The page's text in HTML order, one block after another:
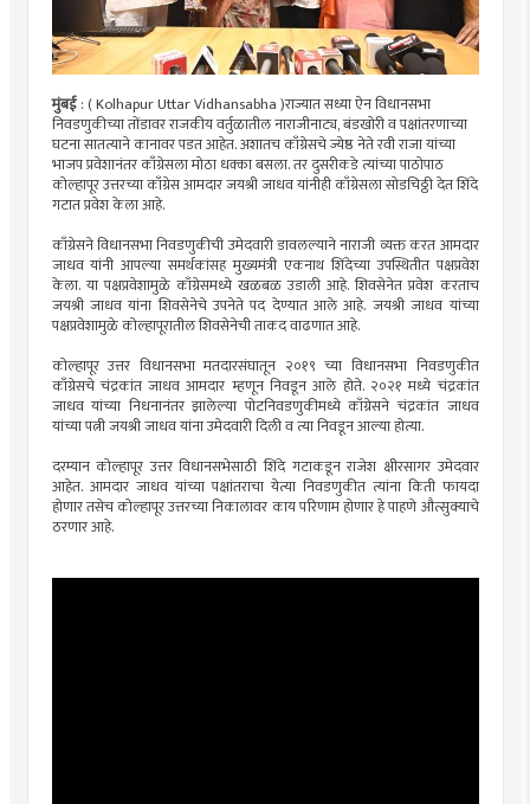
मुंबई: ( Kolhapur Uttar Vidhansabha )राज्यात सध्या ऐन विधानसभा
निवडणुकीच्या तोंडावर राजकीय वर्तुळातील नाराजीनाट्य, बंडखोरी व पक्षांतरणाच्या
घटना सातत्याने कानावर पडत आहेत. अशातच काँग्रेसचे ज्येष्ठ नेते रवी राजा यांच्या
भाजप प्रवेशानंतर काँग्रेसला मोठा धक्का बसला. तर दुसरीकडे त्यांच्या पाठोपाठ
कोल्हापूर उत्तरच्या काँग्रेस आमदार जयश्री जाधव यांनीही काँग्रेसला सोडचिठ्ठी देत शिंदे
गटात प्रवेश केला आहे.
काँग्रेसने विधानसभा निवडणुकीची उमेदवारी डावलल्याने नाराजी व्यक्त करत आमदार
जाधव यांनी आपल्या समर्थकांसह मुख्यमंत्री एकनाथ शिंदेच्या उपस्थितीत पक्षप्रवेश
केला. या पक्षप्रवेशामुळे काँग्रेसमध्ये खळबळ उडाली आहे. शिवसेनेत प्रवेश करताच
जयश्री जाधव यांना शिवसेनेचे उपनेते पद देण्यात आले आहे. जयश्री जाधव यांच्या
पक्षप्रवेशामुळे कोल्हापूरातील शिवसेनेची ताकद वाढणात आहे.
कोल्हापूर उत्तर विधानसभा मतदारसंघातून २०१९ च्या विधानसभा निवडणुकीत
काँग्रेसचे चंद्रकांत जाधव आमदार म्हणून निवडून आले होते. २०२१ मध्ये चंद्रकांत
जाधव यांच्या निधनानंतर झालेल्या पोटनिवडणुकीमध्ये काँग्रेसने चंद्रकांत जाधव
यांच्या पत्नी जयश्री जाधव यांना उमेदवारी दिली व त्या निवडून आल्या होत्या.
दरम्यान कोल्हापूर उत्तर विधानसभेसाठी शिंदे गटाकडून राजेश क्षीरसागर उमेदवार
आहेत. आमदार जाधव यांच्या पक्षांतराचा येत्या निवडणुकीत त्यांना किती फायदा
होणार तसेच कोल्हापूर उत्तरच्या निकालावर काय परिणाम होणार हे पाहणे औत्सुक्याचे
ठरणार आहे.